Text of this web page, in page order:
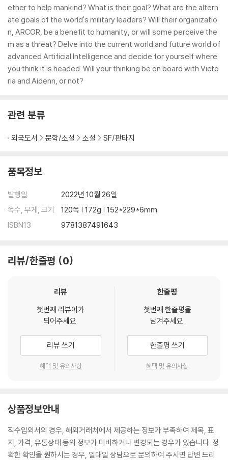
ether to help mankind? What is their goal? What are the altern
ate goals of the world's military leaders? Will their organizatio
n, ARCOR, be a benefit to humanity, or will some perceive the
m as a threat? Delve into the current world and future world of
advanced Artificial Intelligence and decide for yourself where
you think it is headed. Will your thinking be on board with Victo
ria and Aidenn, or not?
관련 분류
외국도서 문학/소설 소설 SF/판타지
품목정보
발행일
2022년 10월 26일
쪽수, 무게, 크기
120쪽 | 172g | 152*229*6mm
ISBN13
9781387491643
리뷰/한줄평 0
리뷰
첫번째 리뷰어가
되어주세요.
리뷰 쓰기
혜택 및 유의사항
한줄평
첫번째 한줄평을
남겨주세요.
한줄평 쓰기
혜택 및 유의사항
상품정보안내
직수입외서의 경우, 해외거래처에서 제공하는 정보가 부족하여 제목, 표
지, 가격, 유통상태 등의 정보가 미비하거나 변경되는 경우가 있습니다. 정
확한 확인을 원하시는 경우, 일대일 상담으로 문의하여 주시면 답변 드리